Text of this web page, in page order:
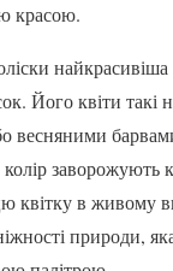
красою.
найкрасивіша
Його квіти такі
весняними
заворожують
квітку в живому
природи,